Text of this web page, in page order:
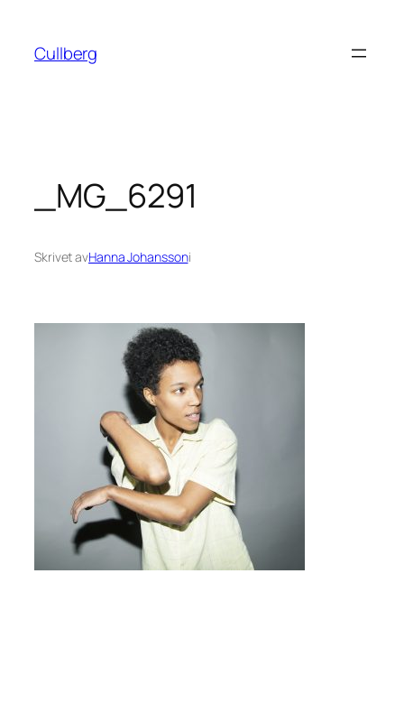
innehåll
Cullberg
_MG_6291
Skrivet avHanna Johanssoni